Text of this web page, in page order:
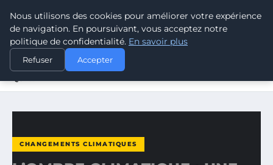
CLIMATE GUARDIAN
ACCUEIL
CHANGEMENTS CLIMATIQUES
L’OMBRE CLIMATIQUE : UNE ÉVALUATION PLUS GLOBALE
CHANGEMENTS CLIMATIQUES
Nous utilisons des cookies pour améliorer votre expérience
de navigation. En poursuivant, vous acceptez notre
politique de confidentialité. En savoir plus
Refuser Accepter